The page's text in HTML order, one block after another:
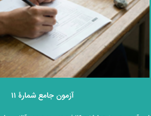
آزمون جامع شمارۀ ۱۱